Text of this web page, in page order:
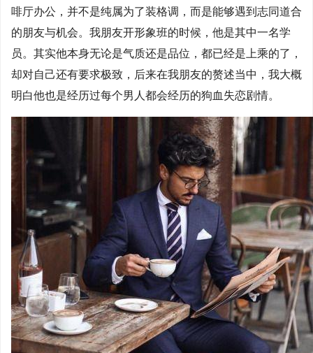
啡厅办公，并不是纯属为了装格调，而是能够遇到志同道合
的朋友与机会。我朋友开形象班的时候，他是其中一名学
员。其实他本身无论是气质还是品位，都已经是上乘的了，
却对自己还有要求极致，后来在我朋友的赘述当中，我大概
明白他也是经历过每个男人都会经历的狗血失恋剧情。